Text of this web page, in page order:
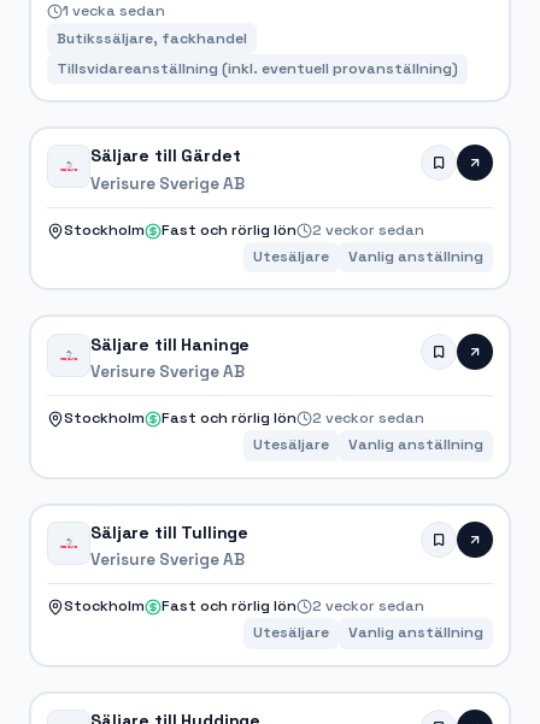
1 vecka sedan
Butikssäljare, fackhandel
Tillsvidareanställning (inkl. eventuell provanställning)
Säljare till Gärdet
Verisure Sverige AB
Stockholm Fast och rörlig lön
2 veckor sedan
Utesäljare
Vanlig anställning
Säljare till Haninge
Verisure Sverige AB
Stockholm Fast och rörlig lön
2 veckor sedan
Utesäljare
Vanlig anställning
Säljare till Tullinge
Verisure Sverige AB
Stockholm Fast och rörlig lön
2 veckor sedan
Utesäljare
Vanlig anställning